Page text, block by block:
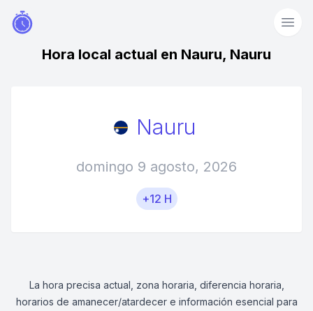
Hora local actual en Nauru, Nauru
Nauru
domingo 9 agosto, 2026
+12 H
La hora precisa actual, zona horaria, diferencia horaria,
horarios de amanecer/atardecer e información esencial para